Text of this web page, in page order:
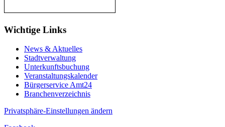
Wichtige Links
News & Aktuelles
Stadtverwaltung
Unterkunftsbuchung
Veranstaltungskalender
Bürgerservice Amt24
Branchenverzeichnis
Privatsphäre-Einstellungen ändern